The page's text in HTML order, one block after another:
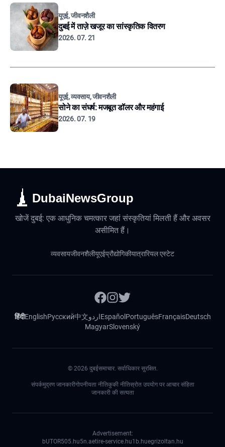
यूएई, जीवनशैली
दुबई में ताज़े खजूर का सांस्कृतिक वितरण
2026. 07. 21
यूएई, व्यवसाय, जीवनशैली
सोने का संघर्ष: मजबूत डॉलर और महंगाई
2026. 07. 19
DubaiNewsGroup
खोजें दुबई: एक आधुनिक चमत्कार जहां संस्कृतियां मिलती हैं और अवसर
असीमित हैं।
व्यवसायजीवनशैलीयूएईप्रौद्योगिकीयात्रारियल एस्टेट
हिंदीEnglishРусский中文اردوEspañol PortuguêsFrançaisDeutsch
MagyarSlovenský
© 2026 दुबईसमाचार. सर्वाधिकार सुरक्षित.
संपर्कमुद्रण जानकारीगोपनीयता नीतिकुकी नीतिस्रोत उपयोग पर आचार संहिता
जानकारी की सत्यता
Advertisement:
bUTOR505.hu5n.aetire-service.hu1b.huegrizoltan.hu